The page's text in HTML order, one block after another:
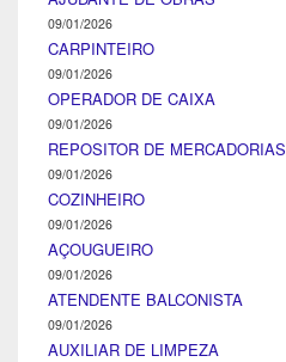
09/01/2026
CARPINTEIRO
09/01/2026
OPERADOR DE CAIXA
09/01/2026
REPOSITOR DE MERCADORIAS
09/01/2026
COZINHEIRO
09/01/2026
AÇOUGUEIRO
09/01/2026
ATENDENTE BALCONISTA
09/01/2026
AUXILIAR DE LIMPEZA